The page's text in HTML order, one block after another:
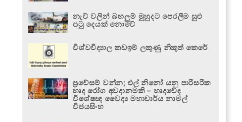
නැව් වලින් බහලුම් මුහුදට පෙරලීම සුළු
පටු දෙයක් නොවේ
විශ්වවිද්‍යාල කඩඉම් ලකුණු නිකුත් කෙරේ
ප්‍රවේසම් වන්න; එල් නිනෝ යනු පාරිසරික
හෘද රෝග අවදානමකි – හෘදවේද
විශේෂඥ වෛද්‍ය මහාචාර්ය නාමල්
විජයසිංහ